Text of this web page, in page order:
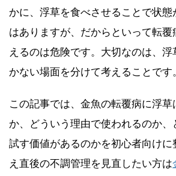
かに、浮草を食べさせることで状態
はありますが、だからといって転
えるのは危険です。大切なのは、
かない場面を分けて考えることです。
この記事では、金魚の転覆病に浮
か、どういう理由で使われるのか、
試す価値があるのかを初心者向けに
え直後の不調管理を見直したい方は